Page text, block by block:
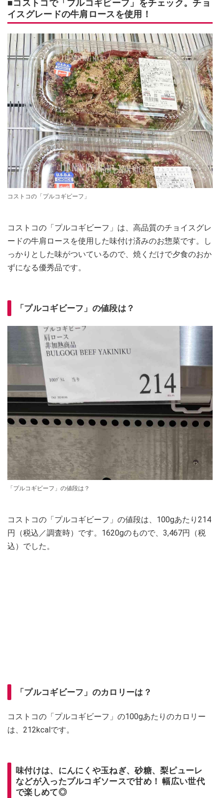
■コストコで「プルコギビーフ」をチェック。チョ
イスグレードの牛肩ロースを使用！
コストコの「プルコギビーフ」
コストコの「プルコギビーフ」は、高品質のチョイスグレ
ードの牛肩ロースを使用した味付け済みのお惣菜です。し
っかりとした味がついているので、焼くだけで夕食のおか
ずになる優秀品です。
「プルコギビーフ」の値段は？
「プルコギビーフ」の値段は？
コストコの「プルコギビーフ」の値段は、100gあたり214
円（税込／調査時）です。1620gのもので、3,467円（税
込）でした。
「プルコギビーフ」のカロリーは？
コストコの「プルコギビーフ」の100gあたりのカロリー
は、212kcalです。
味付けは、にんにくや玉ねぎ、砂糖、梨ピューレ
などが入ったプルコギソースで甘め！ 幅広い世代
で楽しめて◎